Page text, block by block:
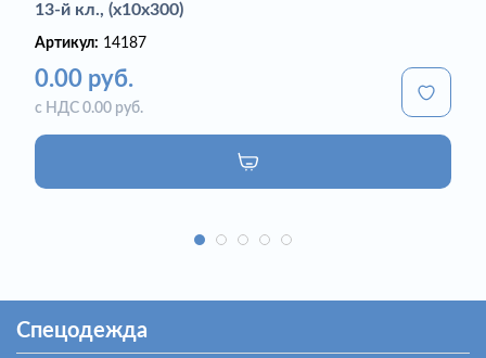
13-й кл., (х10х300)
Артикул: 14187
0.00 руб.
с НДС 0.00 руб.
Спецодежда